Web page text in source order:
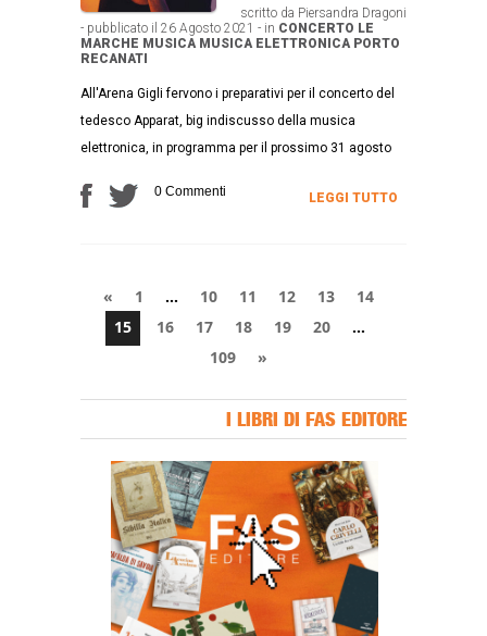
scritto da Piersandra Dragoni
- pubblicato il 26 Agosto 2021 - in CONCERTO LE
MARCHE MUSICA MUSICA ELETTRONICA PORTO
RECANATI
All'Arena Gigli fervono i preparativi per il concerto del
tedesco Apparat, big indiscusso della musica
elettronica, in programma per il prossimo 31 agosto
0 Commenti LEGGI TUTTO
« 1 … 10 11 12 13
14
15
16 17 18 19 20
…
109
»
I LIBRI DI FAS EDITORE